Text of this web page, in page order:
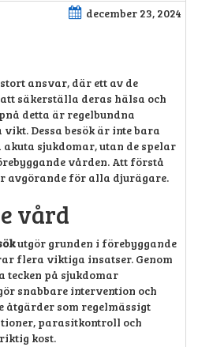
december 23, 2024
ansvar, där ett av de
säkerställa deras hälsa och
detta är regelbundna
Dessa besök är inte bara
sjukdomar, utan de spelar
vården. Att förstå
avgörande för alla djurägare.
vård
utgör grunden i förebyggande
flera viktiga insatser. Genom
tecken på sjukdomar
snabbare intervention och
åtgärder som regelmässigt
parasitkontroll och
kost.